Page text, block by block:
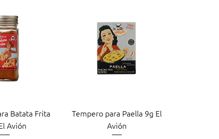
rápida
Batata Frita
Avión
Visualização rápida
Tempero para Paella 9g El
Avión